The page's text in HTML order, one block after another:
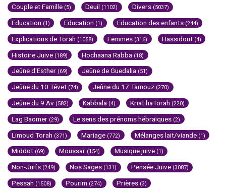
Couple et Famille (5) Deuil (1102) Divers (5037)
Education (1) Education (1) Education des enfants (244)
Explications de Torah (1058) Femmes (316) Hassidout (4)
Histoire Juive (189) Hochaana Rabba (18)
Jeûne d'Esther (69) Jeûne de Guedalia (51)
Jeûne du 10 Tévet (74) Jeûne du 17 Tamouz (270)
Jeûne du 9 Av (582) Kabbala (4) Kriat haTorah (220)
Lag Baomer (29) Le sens des prénoms hébraïques (2)
Limoud Torah (371) Mariage (772) Mélanges lait/viande (1)
Middot (69) Moussar (154) Musique juive (1)
Non-Juifs (249) Nos Sages (131) Pensée Juive (3087)
Pessah (1508) Pourim (274) Prières (3)